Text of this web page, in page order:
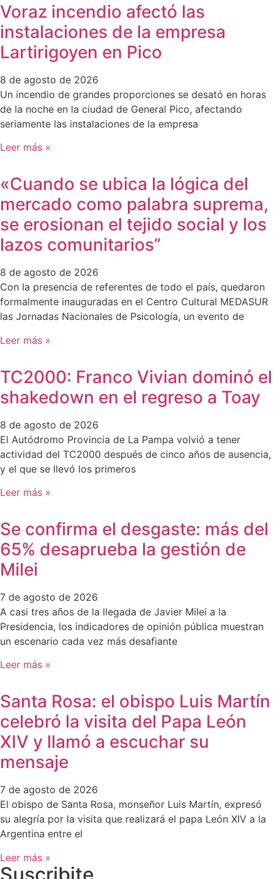
Voraz incendio afectó las
instalaciones de la empresa
Lartirigoyen en Pico
8 de agosto de 2026
Un incendio de grandes proporciones se desató en horas
de la noche en la ciudad de General Pico, afectando
seriamente las instalaciones de la empresa
Leer más »
«Cuando se ubica la lógica del
mercado como palabra suprema,
se erosionan el tejido social y los
lazos comunitarios”
8 de agosto de 2026
Con la presencia de referentes de todo el país, quedaron
formalmente inauguradas en el Centro Cultural MEDASUR
las Jornadas Nacionales de Psicología, un evento de
Leer más »
TC2000: Franco Vivian dominó el
shakedown en el regreso a Toay
8 de agosto de 2026
El Autódromo Provincia de La Pampa volvió a tener
actividad del TC2000 después de cinco años de ausencia,
y el que se llevó los primeros
Leer más »
Se confirma el desgaste: más del
65% desaprueba la gestión de
Milei
7 de agosto de 2026
A casi tres años de la llegada de Javier Milei a la
Presidencia, los indicadores de opinión pública muestran
un escenario cada vez más desafiante
Leer más »
Santa Rosa: el obispo Luis Martín
celebró la visita del Papa León
XIV y llamó a escuchar su
mensaje
7 de agosto de 2026
El obispo de Santa Rosa, monseñor Luis Martín, expresó
su alegría por la visita que realizará el papa León XIV a la
Argentina entre el
Leer más »